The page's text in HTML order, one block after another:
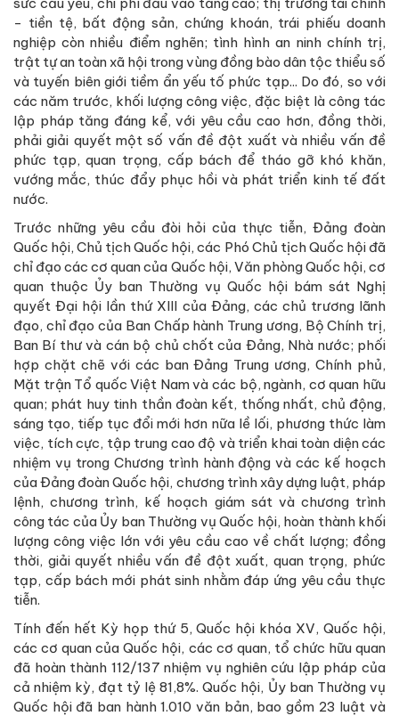
- tiền tệ, bất động sản, chứng khoán, trái phiếu doanh
nghiệp còn nhiều điểm nghẽn; tình hình an ninh chính trị,
trật tự an toàn xã hội trong vùng đồng bào dân tộc thiểu số
và tuyến biên giới tiềm ẩn yếu tố phức tạp... Do đó, so với
các năm trước, khối lượng công việc, đặc biệt là công tác
lập pháp tăng đáng kể, với yêu cầu cao hơn, đồng thời,
phải giải quyết một số vấn đề đột xuất và nhiều vấn đề
phức tạp, quan trọng, cấp bách để tháo gỡ khó khăn,
vướng mắc, thúc đẩy phục hồi và phát triển kinh tế đất
nước.
Trước những yêu cầu đòi hỏi của thực tiễn, Đảng đoàn
Quốc hội, Chủ tịch Quốc hội, các Phó Chủ tịch Quốc hội đã
chỉ đạo các cơ quan của Quốc hội, Văn phòng Quốc hội, cơ
quan thuộc Ủy ban Thường vụ Quốc hội bám sát Nghị
quyết Đại hội lần thứ XIII của Đảng, các chủ trương lãnh
đạo, chỉ đạo của Ban Chấp hành Trung ương, Bộ Chính trị,
Ban Bí thư và cán bộ chủ chốt của Đảng, Nhà nước; phối
hợp chặt chẽ với các ban Đảng Trung ương, Chính phủ,
Mặt trận Tổ quốc Việt Nam và các bộ, ngành, cơ quan hữu
quan; phát huy tinh thần đoàn kết, thống nhất, chủ động,
sáng tạo, tiếp tục đổi mới hơn nữa lề lối, phương thức làm
việc, tích cực, tập trung cao độ và triển khai toàn diện các
nhiệm vụ trong Chương trình hành động và các kế hoạch
của Đảng đoàn Quốc hội, chương trình xây dựng luật, pháp
lệnh, chương trình, kế hoạch giám sát và chương trình
công tác của Ủy ban Thường vụ Quốc hội, hoàn thành khối
lượng công việc lớn với yêu cầu cao về chất lượng; đồng
thời, giải quyết nhiều vấn đề đột xuất, quan trọng, phức
tạp, cấp bách mới phát sinh nhằm đáp ứng yêu cầu thực
tiễn.
Tính đến hết Kỳ họp thứ 5, Quốc hội khóa XV, Quốc hội,
các cơ quan của Quốc hội, các cơ quan, tổ chức hữu quan
đã hoàn thành 112/137 nhiệm vụ nghiên cứu lập pháp của
cả nhiệm kỳ, đạt tỷ lệ 81,8%. Quốc hội, Ủy ban Thường vụ
Quốc hội đã ban hành 1.010 văn bản, bao gồm 23 luật và